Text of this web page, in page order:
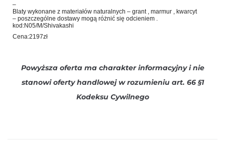
–
Blaty wykonane z materiałów naturalnych – grant , marmur , kwarcyt
– poszczególne dostawy mogą różnić się odcieniem .
kod:N05/M/Shivakashi
Cena:2197zł
Powyższa oferta ma charakter informacyjny i nie
stanowi oferty handlowej w rozumieniu art. 66 §1
Kodeksu Cywilnego